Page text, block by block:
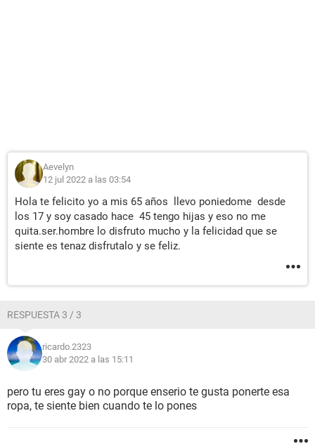
Aevelyn
12 jul 2022 a las 03:54
Hola te felicito yo a mis 65 años llevo poniedome desde
los 17 y soy casado hace 45 tengo hijas y eso no me
quita.ser.hombre lo disfruto mucho y la felicidad que se
siente es tenaz disfrutalo y se feliz.
RESPUESTA 3 / 3
ricardo.2323
30 abr 2022 a las 15:11
pero tu eres gay o no porque enserio te gusta ponerte esa
ropa, te siente bien cuando te lo pones